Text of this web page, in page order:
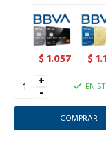
$1.057 $
+
- EN